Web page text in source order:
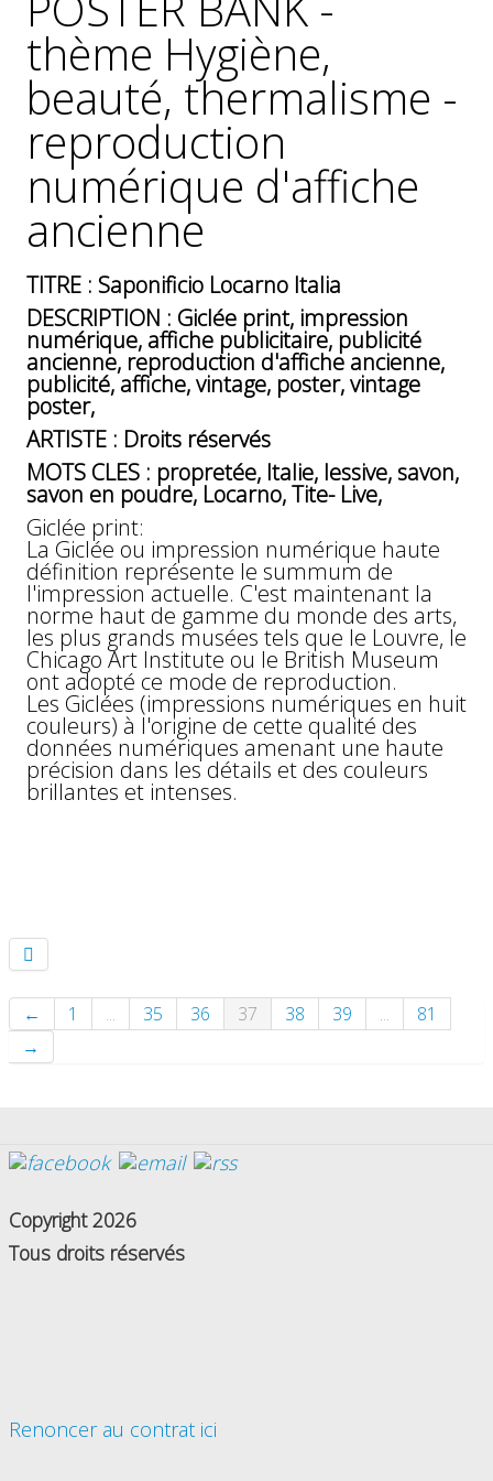
GÉNÉRALES
DE
VENTE
MENTIONS
POLITIQUE
DE
CONFIDENTIALITÉ
POUR
HISTOIRE
DE
L'AFFICHE
PUBLICITAIRE
FRANÇAISE
thème Hygiène,
beauté, thermalisme -
reproduction
numérique d'affiche
ancienne
TITRE : Saponificio Locarno Italia
DESCRIPTION : Giclée print, impression
numérique, affiche publicitaire, publicité
ancienne, reproduction d'affiche ancienne,
publicité, affiche, vintage, poster, vintage
poster,
ARTISTE : Droits réservés
MOTS CLES : propretée, Italie, lessive, savon,
savon en poudre, Locarno, Tite- Live,
Giclée print:
La Giclée ou impression numérique haute
définition représente le summum de
l'impression actuelle. C'est maintenant la
norme haut de gamme du monde des arts,
les plus grands musées tels que le Louvre, le
Chicago Art Institute ou le British Museum
ont adopté ce mode de reproduction.
Les Giclées (impressions numériques en huit
couleurs) à l'origine de cette qualité des
données numériques amenant une haute
précision dans les détails et des couleurs
brillantes et intenses.
← 1 ... 35 36 37 38 39 ...
81
→
Copyright 2026
Tous droits réservés
Renoncer au contrat ici